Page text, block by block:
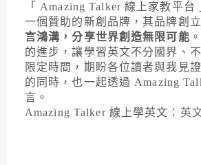
「 Amazing Talker 線上家教平台
一個贊助的新創品牌，其品牌創
言鴻溝，分享世界創造無限可能
的進步，讓學習英文不分國界、
限定時間，期盼各位讀者與我見
的同時，也一起透過 Amazing
言。
Amazing Talker 線上學英文： 英